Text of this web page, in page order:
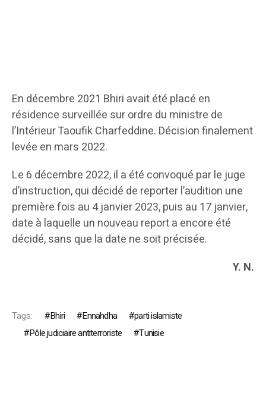
En décembre 2021 Bhiri avait été placé en
résidence surveillée sur ordre du ministre de
l’Intérieur Taoufik Charfeddine. Décision finalement
levée en mars 2022.
Le 6 décembre 2022, il a été convoqué par le juge
d’instruction, qui décidé de reporter l’audition une
première fois au 4 janvier 2023, puis au 17 janvier,
date à laquelle un nouveau report a encore été
décidé, sans que la date ne soit précisée.
Y. N.
Tags: Bhiri Ennahdha
parti islamiste
Pôle judiciaire antiterroriste
Tunisie